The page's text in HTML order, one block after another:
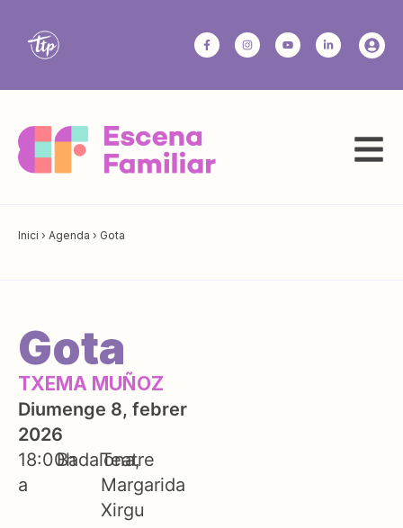
Inici › Agenda › Gota
Gota
TXEMA MUÑOZ
Diumenge 8, febrer
2026
18:00h
a
Badalona
Teatre
Margarida
Xirgu